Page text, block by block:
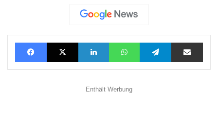
FacebookX LinkedInWhatsAppTelegramTeilen via E-Mail
Enthält Werbung